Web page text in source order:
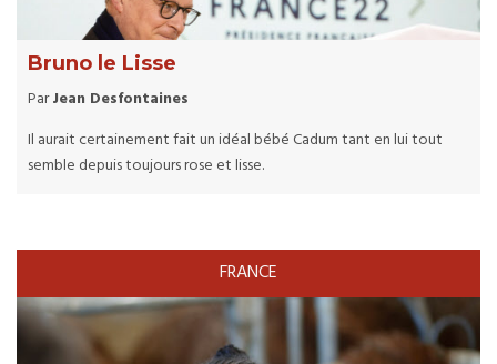
Bruno le Lisse
ParJean Desfontaines
Il aurait certainement fait un idéal bébé Cadum tant en lui tout
semble depuis toujours rose et lisse.
FRANCE